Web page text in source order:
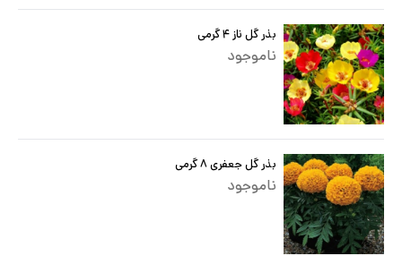
بذر گل ناز ۴ گرمی
ناموجود
بذر گل جعفری ۸ گرمی
ناموجود